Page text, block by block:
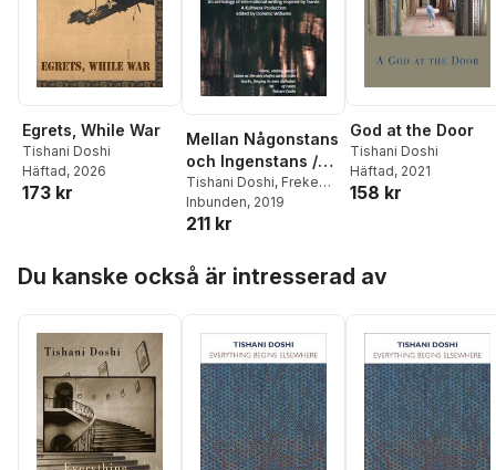
Egrets, While War
Tishani Doshi
Häftad, 2026
173 kr
Mellan Någonstans
och Ingenstans /
Between
Somewhere and
Nowhere
Tishani Doshi, Freke
Räihä,Hanna Hallgren
Christer Boberg
Rahman, Bengt O
Ullias Berglund
Anthony Jones,
Melanie Perry,Derek
Coyle,Dominic
Williams,Colm Ó
Ciarnáin,Lucy Durneen
Ferhat Mahir Çakaloz,
Dana Perry,Maria
Inbunden, 2019
211 kr
God at the Door
Tishani Doshi
Häftad, 2021
158 kr
Du kanske också är intresserad av